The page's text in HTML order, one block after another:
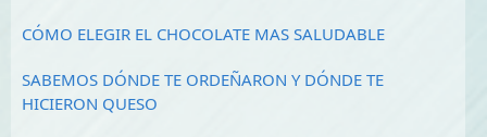
CÓMO ELEGIR EL CHOCOLATE MAS SALUDABLE
SABEMOS DÓNDE TE ORDEÑARON Y DÓNDE TE
HICIERON QUESO